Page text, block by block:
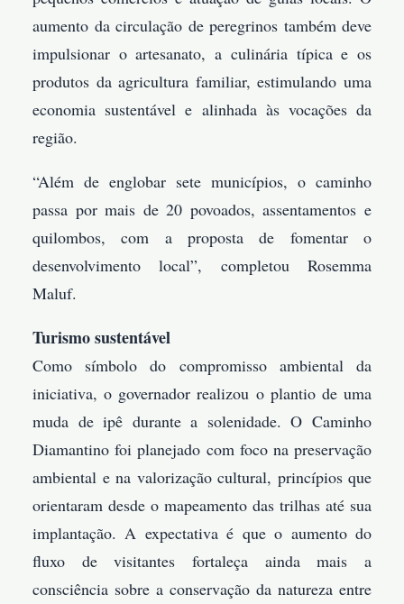
aumento da circulação de peregrinos também deve
impulsionar o artesanato, a culinária típica e os
produtos da agricultura familiar, estimulando uma
economia sustentável e alinhada às vocações da
região.
“Além de englobar sete municípios, o caminho
passa por mais de 20 povoados, assentamentos e
quilombos, com a proposta de fomentar o
desenvolvimento local”, completou Rosemma
Maluf.
Turismo sustentável
Como símbolo do compromisso ambiental da
iniciativa, o governador realizou o plantio de uma
muda de ipê durante a solenidade. O Caminho
Diamantino foi planejado com foco na preservação
ambiental e na valorização cultural, princípios que
orientaram desde o mapeamento das trilhas até sua
implantação. A expectativa é que o aumento do
fluxo de visitantes fortaleça ainda mais a
consciência sobre a conservação da natureza entre